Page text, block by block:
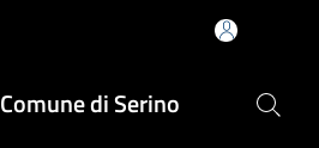
Comune di Serino